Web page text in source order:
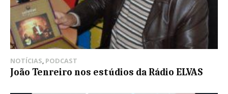
NOTÍCIAS, PODCAST
João Tenreiro nos estúdios da Rádio ELVAS